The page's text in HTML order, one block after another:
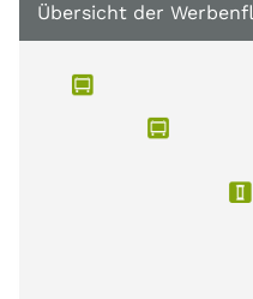
Übersicht der